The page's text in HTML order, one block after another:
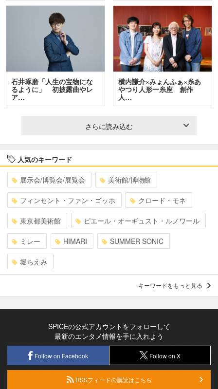
石井琢磨「人生の宝物にな
るように」 初披露曲やレ
ア…
横内謙介×みょんふぁ×糸あ
やつり人形一糸座 創作
人…
さらに読み込む
人気のキーワード
展示会/博覧会/展覧会 美術館/博物館
フィンセント・ファン・ゴッホ クロード・モネ
東京都美術館 ピエール・オーギュスト・ルノワール
ミレー HIMARI SUMMER SONIC
堀ちえみ
キーワードをもっと見る
SPICEの公式アカウントをフォローして
最新のエンタメ情報を手に入れよう
Follow on Facebook Follow on X
RSSフィードの購読はこちら